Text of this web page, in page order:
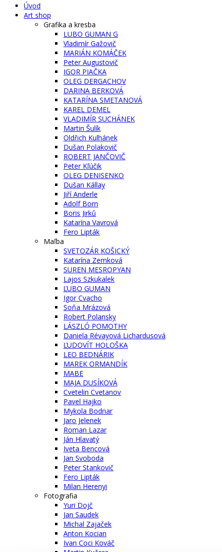
Úvod
Art shop
Grafika a kresba
LUBO GUMAN G
Vladimír Gažovič
MARIÁN KOMÁČEK
Peter Augustovič
IGOR PIAČKA
OLEG DERGACHOV
DARINA BERKOVÁ
KATARÍNA SMETANOVÁ
KAREL DEMEL
VLADIMÍR SUCHÁNEK
Martin Šulík
Oldřich Kulhánek
Dušan Polakovič
ROBERT JANČOVIČ
Peter Kľúčik
OLEG DENISENKO
Dušan Kállay
Jiří Anderle
Adolf Born
Boris Jirků
Katarína Vavrová
Fero Lipták
Maľba
SVETOZÁR KOŠICKÝ
Katarína Zemková
SUREN MESROPYAN
Lajos Szkukalek
ĽUBO GUMAN
Igor Cvacho
Soňa Mrázová
Robert Polansky
LÁSZLÓ POMOTHY
Daniela Révayová Lichardusová
ĽUDOVÍT HOLOŠKA
LEO BEDNÁRIK
MAREK ORMANDÍK
MABE
MAJA DUSÍKOVÁ
Cvetelin Cvetanov
Pavel Hajko
Mykola Bodnar
Jaro Jelenek
Roman Lazar
Ján Hlavatý
Iveta Bencová
Jan Svoboda
Peter Stankovič
Fero Lipták
Milan Herenyi
Fotografia
Yuri Dojč
Jan Saudek
Michal Zajaček
Anton Kocian
Ivan Coci Kováč